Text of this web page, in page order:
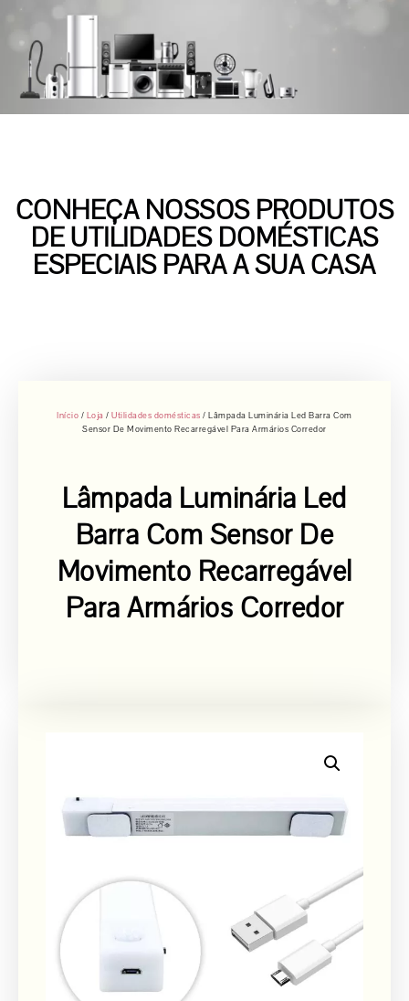
CONHEÇA NOSSOS PRODUTOS
DE UTILIDADES DOMÉSTICAS
ESPECIAIS PARA A SUA CASA
Início / Loja /Utilidades domésticas / Lâmpada Luminária Led Barra Com
Sensor De Movimento Recarregável Para Armários Corredor
Lâmpada Luminária Led
Barra Com Sensor De
Movimento Recarregável
Para Armários Corredor